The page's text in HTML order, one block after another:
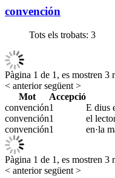
convención
Tots els trobats: 3
Pàgina 1 de 1, es mostren 3
< anteriorsegüent >
Mot
Accepció
convención1 E dius
convención1 el
convención1 en·la
Pàgina 1 de 1, es mostren 3
< anteriorsegüent >